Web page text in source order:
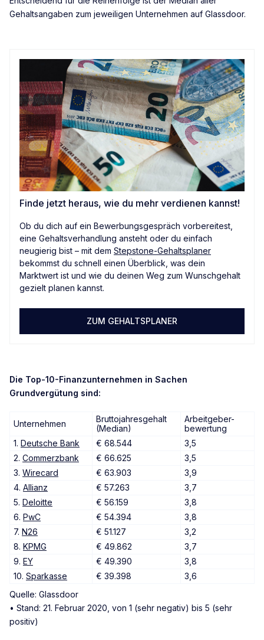
Gehaltsangaben zum jeweiligen Unternehmen auf Glassdoor.
Finde jetzt heraus, wie du mehr verdienen kannst!
Ob du dich auf ein Bewerbungsgespräch vorbereitest,
eine Gehaltsverhandlung ansteht oder du einfach
neugierig bist – mit dem Stepstone-Gehaltsplaner
bekommst du schnell einen Überblick, was dein
Marktwert ist und wie du deinen Weg zum Wunschgehalt
gezielt planen kannst.
ZUM GEHALTSPLANER
Die Top-10-Finanzunternehmen in Sachen
Grundvergütung sind:
Unternehmen
Bruttojahresgehalt
(Median)
Arbeitgeber-
bewertung
1. Deutsche Bank € 68.544
3,5
2. Commerzbank € 66.625
3,5
3. Wirecard € 63.903
3,9
4. Allianz € 57.263
3,7
5. Deloitte € 56.159
3,8
6. PwC € 54.394
3,8
7. N26 € 51.127
3,2
8. KPMG € 49.862
3,7
9. EY € 49.390
3,8
10. Sparkasse € 39.398
3,6
Quelle: Glassdoor
• Stand: 21. Februar 2020, von 1 (sehr negativ) bis 5 (sehr
positiv)